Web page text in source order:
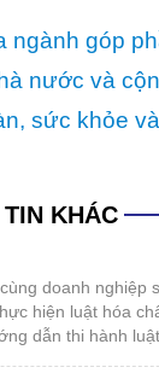
góp
nước và
sức khỏe
KHÁC
hiện luật hóa
dẫn thi hành luật